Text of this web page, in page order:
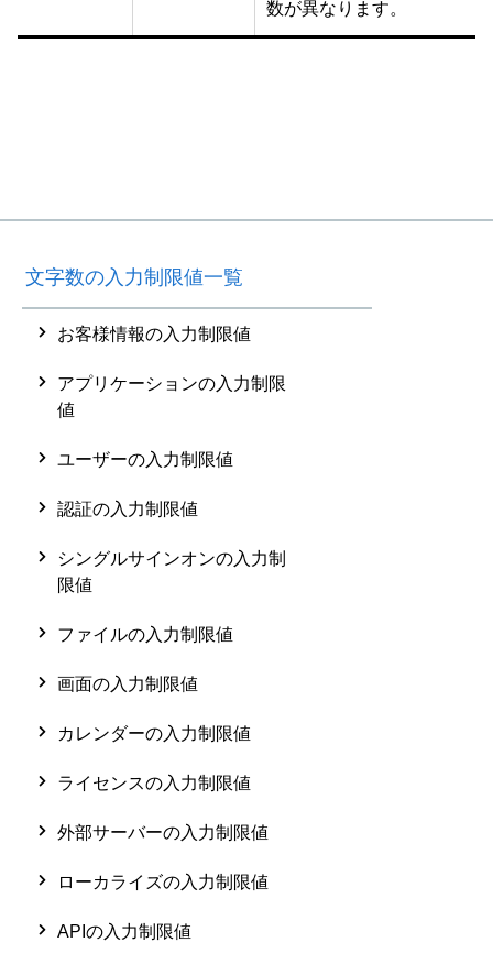
数が異なります。
文字数の入力制限値一覧
お客様情報の入力制限値
アプリケーションの入力制限
値
ユーザーの入力制限値
認証の入力制限値
シングルサインオンの入力制
限値
ファイルの入力制限値
画面の入力制限値
カレンダーの入力制限値
ライセンスの入力制限値
外部サーバーの入力制限値
ローカライズの入力制限値
APIの入力制限値